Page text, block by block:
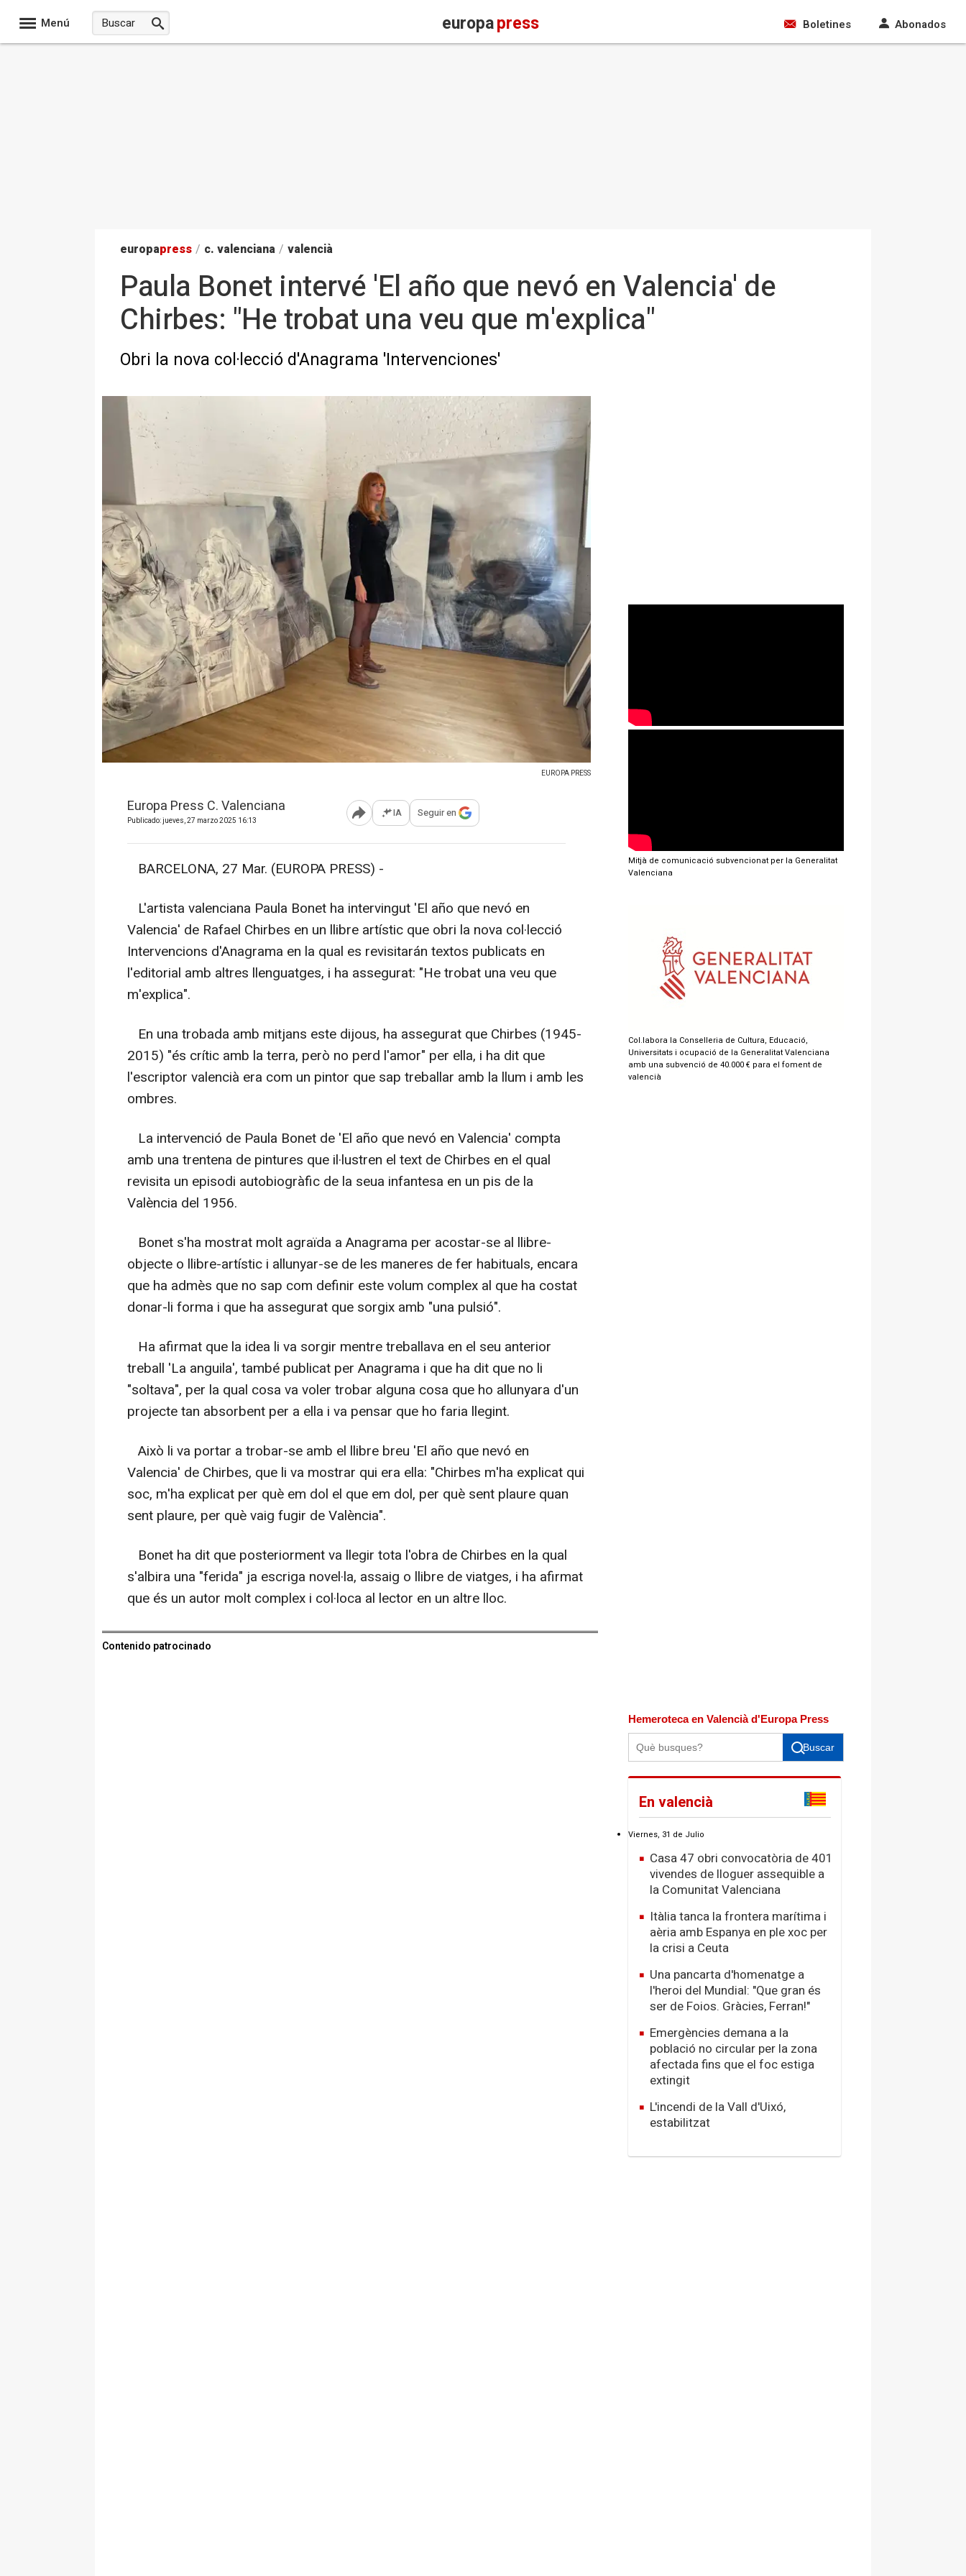
Menú europapress Boletines Abonados
europapress / c. valenciana / valencià
Paula Bonet intervé 'El año que nevó en Valencia' de
Chirbes: "He trobat una veu que m'explica"
Obri la nova col·lecció d'Anagrama 'Intervenciones'
EUROPA PRESS
Europa Press C. Valenciana
Publicado: jueves, 27 marzo 2025 16:13 Abrir opciones para compartir
IA Seguir en
BARCELONA, 27 Mar. (EUROPA PRESS) -
L'artista valenciana Paula Bonet ha intervingut 'El año que nevó en
Valencia' de Rafael Chirbes en un llibre artístic que obri la nova col·lecció
Intervencions d'Anagrama en la qual es revisitarán textos publicats en
l'editorial amb altres llenguatges, i ha assegurat: "He trobat una veu que
m'explica".
En una trobada amb mitjans este dijous, ha assegurat que Chirbes (1945-
2015) "és crític amb la terra, però no perd l'amor" per ella, i ha dit que
l'escriptor valencià era com un pintor que sap treballar amb la llum i amb les
ombres.
La intervenció de Paula Bonet de 'El año que nevó en Valencia' compta
amb una trentena de pintures que il·lustren el text de Chirbes en el qual
revisita un episodi autobiogràfic de la seua infantesa en un pis de la
València del 1956.
Bonet s'ha mostrat molt agraïda a Anagrama per acostar-se al llibre-
objecte o llibre-artístic i allunyar-se de les maneres de fer habituals, encara
que ha admès que no sap com definir este volum complex al que ha costat
donar-li forma i que ha assegurat que sorgix amb "una pulsió".
Ha afirmat que la idea li va sorgir mentre treballava en el seu anterior
treball 'La anguila', també publicat per Anagrama i que ha dit que no li
"soltava", per la qual cosa va voler trobar alguna cosa que ho allunyara d'un
projecte tan absorbent per a ella i va pensar que ho faria llegint.
Això li va portar a trobar-se amb el llibre breu 'El año que nevó en
Valencia' de Chirbes, que li va mostrar qui era ella: "Chirbes m'ha explicat qui
soc, m'ha explicat per què em dol el que em dol, per què sent plaure quan
sent plaure, per què vaig fugir de València".
Bonet ha dit que posteriorment va llegir tota l'obra de Chirbes en la qual
s'albira una "ferida" ja escriga novel·la, assaig o llibre de viatges, i ha afirmat
que és un autor molt complex i col·loca al lector en un altre lloc.
Contenido patrocinado
Mitjà de comunicació subvencionat per la Generalitat
Valenciana
Col.labora la Conselleria de Cultura, Educació,
Universitats i ocupació de la Generalitat Valenciana
amb una subvenció de 40.000 € para el foment de
valencià
Hemeroteca en Valencià d'Europa Press
Buscar
En valencià
Viernes, 31 de Julio
Casa 47 obri convocatòria de 401
vivendes de lloguer assequible a
la Comunitat Valenciana
Itàlia tanca la frontera marítima i
aèria amb Espanya en ple xoc per
la crisi a Ceuta
Una pancarta d'homenatge a
l'heroi del Mundial: "Que gran és
ser de Foios. Gràcies, Ferran!"
Emergències demana a la
població no circular per la zona
afectada fins que el foc estiga
extingit
L'incendi de la Vall d'Uixó,
estabilitzat